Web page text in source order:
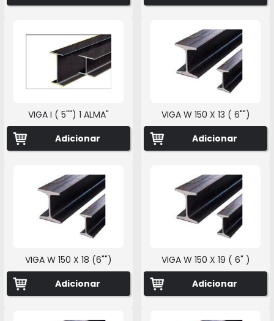
VIGA I ( 5"") 1 ALMA"
Adicionar
VIGA W 150 X 13 ( 6"")
Adicionar
VIGA W 150 X 18 (6"")
Adicionar
VIGA W 150 X 19 ( 6" )
Adicionar